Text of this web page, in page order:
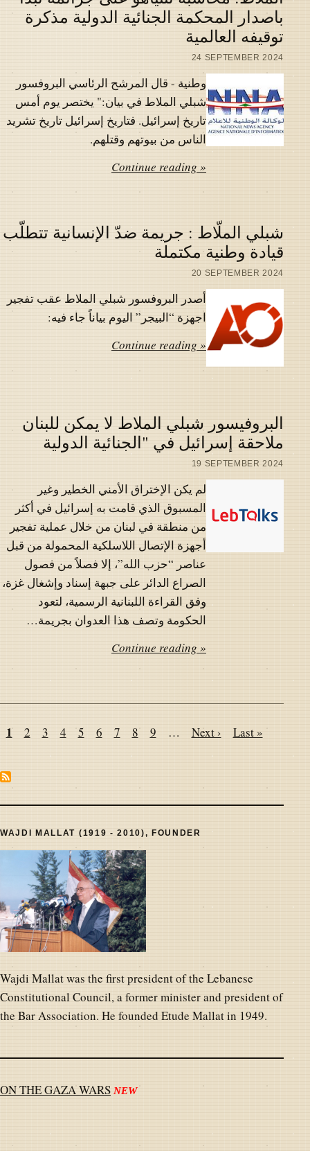
باصدار المحكمة الجنائية الدولية مذكرة
توقيفه العالمية
24 SEPTEMBER 2024
وطنية - قال المرشح الرئاسي البروفسور
شبلي الملاط في بيان:" يختصر يوم أمس
تاريخ إسرائيل. فتاريخ إسرائيل تاريخ تشريد
الناس من بيوتهم وقتلهم.
Continue reading »
شبلي الملّاط : جريمة ضدّ الإنسانية تتطلّب
قيادة وطنية مكتملة
20 SEPTEMBER 2024
أصدر البروفسور شبلي الملاط عقب تفجير
اجهزة “البيجر” اليوم بياناً جاء فيه:
Continue reading »
البروفيسور شبلي الملاط لا يمكن للبنان
ملاحقة إسرائيل في "الجنائية الدولية
19 SEPTEMBER 2024
لم يكن الإختراق الأمني الخطير وغير
المسبوق الذي قامت به إسرائيل في أكثر
من منطقة في لبنان من خلال عملية تفجير
أجهزة الإتصال اللاسلكية المحمولة من قبل
عناصر “حزب الله”، إلا فصلاً من فصول
الصراع الدائر على جبهة إسناد وإشغال غزة،
وفق القراءة اللبنانية الرسمية، لتعود
الحكومة وتصف هذا العدوان بجريمة…
Continue reading »
Pagination
Page
1 Page
2 Page
3 Page
4 Page
5 Page
6 Page
7 Page
8 Page
9 …
Next
Next ›
Last
Last »
WAJDI MALLAT (1919 - 2010), FOUNDER
Wajdi Mallat was the first president of the Lebanese
Constitutional Council, a former minister and president of
the Bar Association. He founded Etude Mallat in 1949.
ON THE GAZA WARS NEW